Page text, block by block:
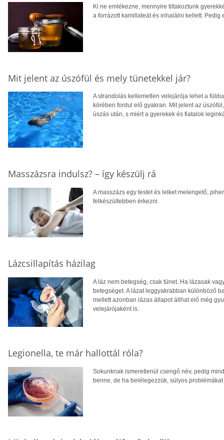
Ki ne emlékezne, mennyire tiltakoztunk
a forrázott kamillateát és inhalálni kellett.
Mit jelent az úszófül és mely tünetekkel jár?
A strandolás kellemetlen velejárója lehet a
körében fordul elő gyakran. Mit jelent az
úszás után, s miért a gyerekek és fiatalok
Masszázsra indulsz? – így készülj rá
A masszázs egy testet és lelket melengető,
felkészültebben érkezni.
Lázcsillapítás házilag
A láz nem betegség, csak tünet. Ha lázasak
betegséget. A lázat leggyakrabban különböző
mellett azonban lázas állapot állhat elő még
velejárójaként is.
Legionella, te már hallottál róla?
Sokunknak ismeretlenül csengő név, pedig
benne, de ha belélegezzük, súlyos